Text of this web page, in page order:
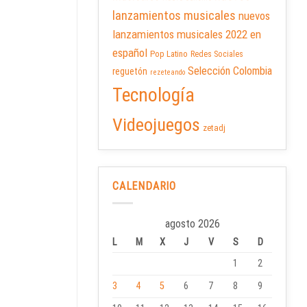
lanzamientos musicales nuevos
lanzamientos musicales 2022 en
español Pop Latino Redes Sociales
reguetón rezeteando Selección Colombia
Tecnología
Videojuegos zetadj
CALENDARIO
agosto 2026
L M X J V S
D
1
2
3
4 5 6 7 8
9